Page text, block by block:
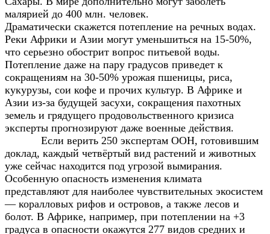
малярией до 400 млн. человек.
Драматически скажется потепление на речных водах.
Реки Африки и Азии могут уменьшиться на 15-50%,
что серьезно обострит вопрос питьевой воды.
Потепление даже на пару градусов приведет к
сокращениям на 30-50% урожая пшеницы, риса,
кукурузы, сои кофе и прочих культур. В Африке и
Азии из-за будущей засухи, сокращения пахотных
земель и грядущего продовольственного кризиса
эксперты прогнозируют даже военные действия.
Если верить 250 экспертам ООН, готовившим
доклад, каждый четвёртый вид растений и животных
уже сейчас находится под угрозой вымирания.
Особенную опасность изменения климата
представляют для наиболее чувствительных экосистем
— коралловых рифов и островов, а также лесов и
болот. В Африке, например, при потеплении на +3
градуса в опасности окажутся 277 видов средних и